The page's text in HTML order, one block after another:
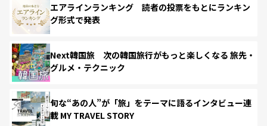
エアラインランキング 読者の投票をもとにランキン
グ形式で発表
Next韓国旅 次の韓国旅行がもっと楽しくなる 旅先・
グルメ・テクニック
旬な“あの人”が「旅」をテーマに語るインタビュー連
載 MY TRAVEL STORY